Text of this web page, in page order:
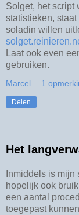
Solget, het script
statistieken,
soladin willen
Laat ook even
gebruiken.
Marcel 1
Delen
Het
Inmiddels is
hopelijk ook
een aantal
toegepast